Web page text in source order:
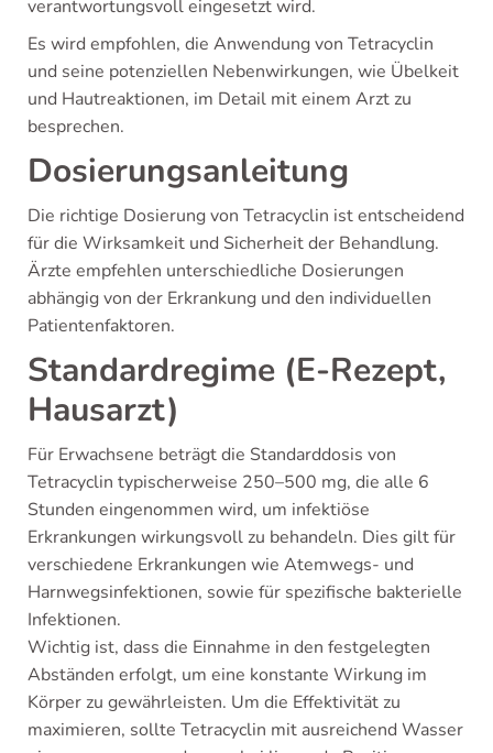
verantwortungsvoll eingesetzt wird.
Es wird empfohlen, die Anwendung von Tetracyclin
und seine potenziellen Nebenwirkungen, wie Übelkeit
und Hautreaktionen, im Detail mit einem Arzt zu
besprechen.
Dosierungsanleitung
Die richtige Dosierung von Tetracyclin ist entscheidend
für die Wirksamkeit und Sicherheit der Behandlung.
Ärzte empfehlen unterschiedliche Dosierungen
abhängig von der Erkrankung und den individuellen
Patientenfaktoren.
Standardregime (E-Rezept,
Hausarzt)
Für Erwachsene beträgt die Standarddosis von
Tetracyclin typischerweise 250–500 mg, die alle 6
Stunden eingenommen wird, um infektiöse
Erkrankungen wirkungsvoll zu behandeln. Dies gilt für
verschiedene Erkrankungen wie Atemwegs- und
Harnwegsinfektionen, sowie für spezifische bakterielle
Infektionen.
Wichtig ist, dass die Einnahme in den festgelegten
Abständen erfolgt, um eine konstante Wirkung im
Körper zu gewährleisten. Um die Effektivität zu
maximieren, sollte Tetracyclin mit ausreichend Wasser